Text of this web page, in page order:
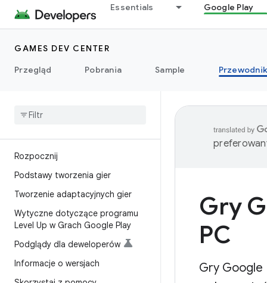
Essentials Google Play
GAMES DEV CENTER
Przegląd
Pobrania Sample
Rozpocznij
Podstawy tworzenia gier
Tworzenie adaptacyjnych gier
Wytyczne dotyczące programu
Level Up w Grach Google Play
Podglądy dla deweloperów
Informacje o wersjach
Gry
PC
Gry Google